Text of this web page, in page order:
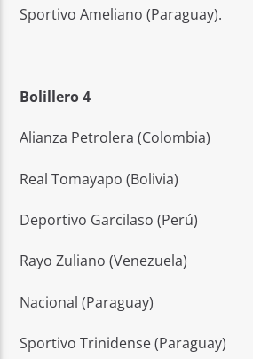
Sportivo Ameliano (Paraguay).
Bolillero 4
Alianza Petrolera (Colombia)
Real Tomayapo (Bolivia)
Deportivo Garcilaso (Perú)
Rayo Zuliano (Venezuela)
Nacional (Paraguay)
Sportivo Trinidense (Paraguay)